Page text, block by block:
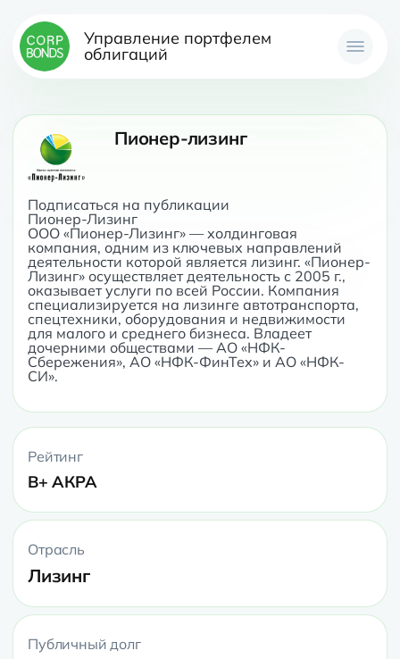
Управление портфелем
облигаций
Пионер-лизинг
Подписаться на публикации
Пионер-Лизинг
ООО «Пионер-Лизинг» — холдинговая
компания, одним из ключевых направлений
деятельности которой является лизинг. «Пионер-
Лизинг» осуществляет деятельность с 2005 г.,
оказывает услуги по всей России. Компания
специализируется на лизинге автотранспорта,
спецтехники, оборудования и недвижимости
для малого и среднего бизнеса. Владеет
дочерними обществами — АО «НФК-
Сбережения», АО «НФК-ФинТех» и АО «НФК-
СИ».
Рейтинг
B+ АКРА
Отрасль
Лизинг
Публичный долг